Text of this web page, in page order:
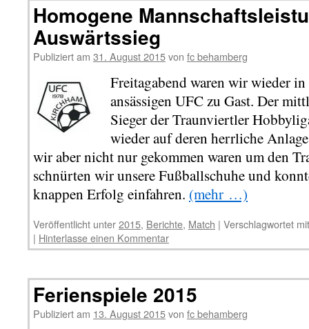
Homogene
Auswärtssieg
Publiziert am 31. August 2015von fc behamberg
Freitagabend waren wir wieder
ansässigen UFC zu Gast. Der
Sieger der Traunviertler
wieder auf deren herrliche
wir aber nicht nur gekommen waren um den
schnürten wir unsere Fußballschuhe und
knappen Erfolg einfahren. (mehr …)
Veröffentlicht unter2015, Berichte, Match | Verschlagwortet mit
| Hinterlasse einen Kommentar
Ferienspiele 2015
Publiziert am 13. August 2015von fc behamberg